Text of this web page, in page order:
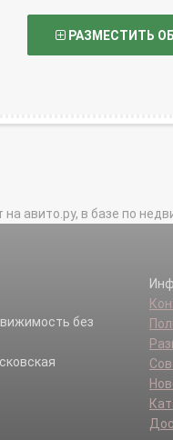
РАЗМЕСТИТЬ
авито.ру, в базе по
без